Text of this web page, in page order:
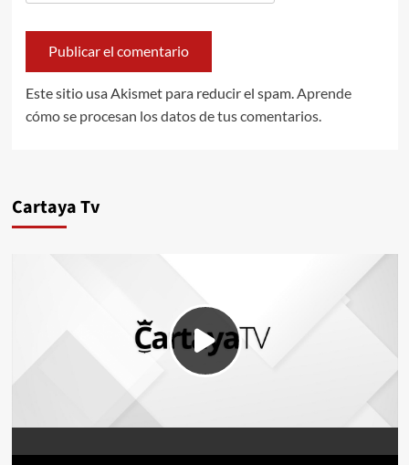
Este sitio usa Akismet para reducir el spam. Aprende
cómo se procesan los datos de tus comentarios.
Cartaya Tv